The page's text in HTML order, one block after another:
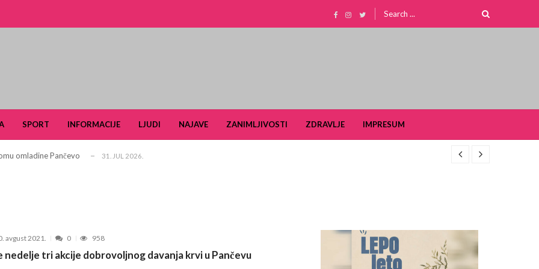
Search
SPORT INFORMACIJE LJUDI NAJAVE ZANIMLJIVOSTI ZDRAVLJE IMPRESUM
u Ulici Dragutina Ilkića Birte kod v... 21. APRIL 2026.
omladine Pančevo 31. JUL 2026.
Stara Misa: Na mrežu će biti pri...
otvara nove mogućnosti za obrazovan...
od 25. do 28. juna
u okviru projekta TERRAIN u čijem fo...
avgust 2021. 0 958
nedelje tri akcije dobrovoljnog davanja krvi u Pančevu